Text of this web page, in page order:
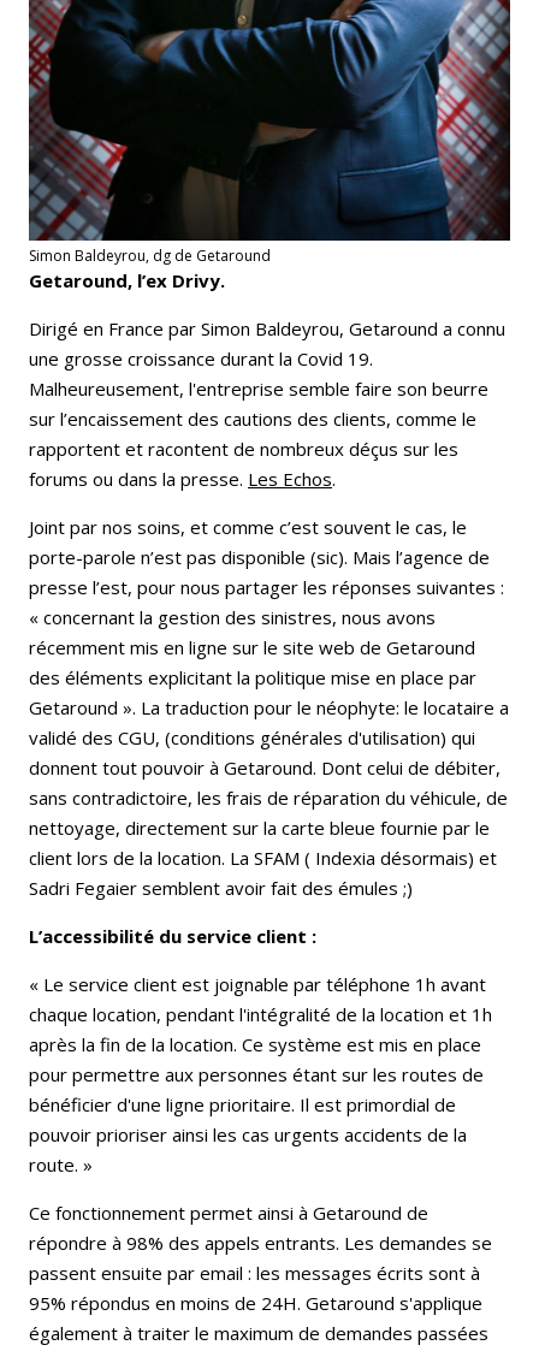
Simon Baldeyrou, dg de Getaround
Getaround, l’ex Drivy.
Dirigé en France par Simon Baldeyrou, Getaround a connu
une grosse croissance durant la Covid 19.
Malheureusement, l'entreprise semble faire son beurre
sur l’encaissement des cautions des clients, comme le
rapportent et racontent de nombreux déçus sur les
forums ou dans la presse. Les Echos.
Joint par nos soins, et comme c’est souvent le cas, le
porte-parole n’est pas disponible (sic). Mais l’agence de
presse l’est, pour nous partager les réponses suivantes :
« concernant la gestion des sinistres, nous avons
récemment mis en ligne sur le site web de Getaround
des éléments explicitant la politique mise en place par
Getaround ». La traduction pour le néophyte: le locataire a
validé des CGU, (conditions générales d'utilisation) qui
donnent tout pouvoir à Getaround. Dont celui de débiter,
sans contradictoire, les frais de réparation du véhicule, de
nettoyage, directement sur la carte bleue fournie par le
client lors de la location. La SFAM ( Indexia désormais) et
Sadri Fegaier semblent avoir fait des émules ;)
L’accessibilité du service client :
« Le service client est joignable par téléphone 1h avant
chaque location, pendant l'intégralité de la location et 1h
après la fin de la location. Ce système est mis en place
pour permettre aux personnes étant sur les routes de
bénéficier d'une ligne prioritaire. Il est primordial de
pouvoir prioriser ainsi les cas urgents accidents de la
route. »
Ce fonctionnement permet ainsi à Getaround de
répondre à 98% des appels entrants. Les demandes se
passent ensuite par email : les messages écrits sont à
95% répondus en moins de 24H. Getaround s'applique
également à traiter le maximum de demandes passées